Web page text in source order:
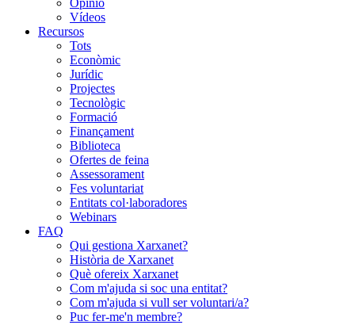
Opinió
Vídeos
Recursos
Tots
Econòmic
Jurídic
Projectes
Tecnològic
Formació
Finançament
Biblioteca
Ofertes de feina
Assessorament
Fes voluntariat
Entitats col·laboradores
Webinars
FAQ
Qui gestiona Xarxanet?
Història de Xarxanet
Què ofereix Xarxanet
Com m'ajuda si soc una entitat?
Com m'ajuda si vull ser voluntari/a?
Puc fer-me'n membre?